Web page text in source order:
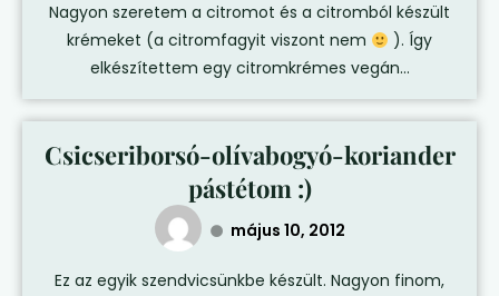
Nagyon szeretem a citromot és a citromból készült
krémeket (a citromfagyit viszont nem
). Így
elkészítettem egy citromkrémes vegán...
Csicseriborsó-olívabogyó-koriander
pástétom :)
május 10, 2012
Ez az egyik szendvicsünkbe készült. Nagyon finom,